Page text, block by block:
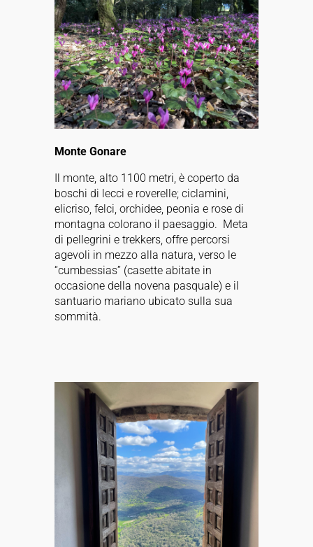
Monte Gonare
Il monte, alto 1100 metri, è coperto da
boschi di lecci e roverelle; ciclamini,
elicriso, felci, orchidee, peonia e rose di
montagna colorano il paesaggio. Meta
di pellegrini e trekkers, offre percorsi
agevoli in mezzo alla natura, verso le
“cumbessias” (casette abitate in
occasione della novena pasquale) e il
santuario mariano ubicato sulla sua
sommità.